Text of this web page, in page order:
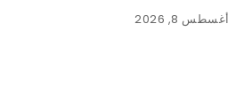
أغسطس 8, 2026